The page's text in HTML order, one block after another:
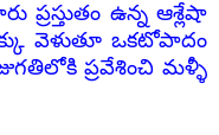
ప్రస్తుతం ఉన్న ఆశ్లేషా
వెళుతూ ఒకటోపాదం
ప్రవేశించి మళ్ళీ